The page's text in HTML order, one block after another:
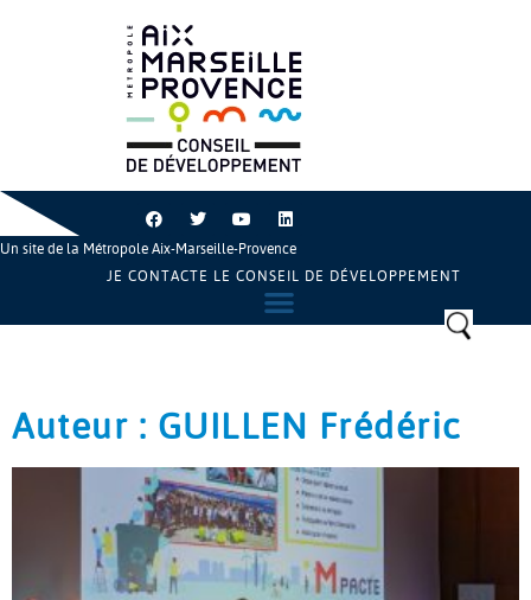
Un site de la Métropole Aix-Marseille-Provence
JE CONTACTE LE CONSEIL DE DÉVELOPPEMENT
Auteur : GUILLEN Frédéric